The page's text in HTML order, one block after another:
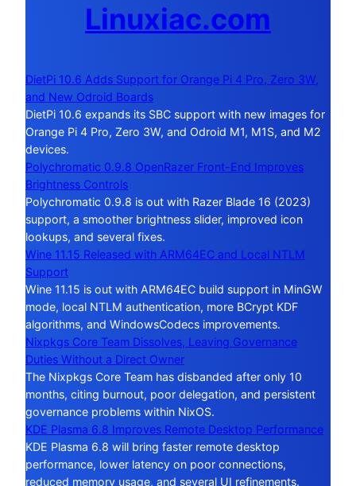
Linuxiac.com
DietPi 10.6 Adds Support for Orange Pi 4 Pro, Zero 3W,
and New Odroid Boards
DietPi 10.6 expands its SBC support with new images for
Orange Pi 4 Pro, Zero 3W, and Odroid M1, M1S, and M2
devices.
Polychromatic 0.9.8 OpenRazer Front-End Improves
Brightness Controls
Polychromatic 0.9.8 is out with Razer Blade 16 (2023)
support, a smoother brightness slider, improved icon
lookups, and several fixes.
Wine 11.15 Released with ARM64EC and Local NTLM
Support
Wine 11.15 is out with ARM64EC build support in MinGW
mode, local NTLM authentication, more BCrypt KDF
algorithms, and WindowsCodecs improvements.
Nixpkgs Core Team Dissolves, Leaving Governance
Duties Without a Direct Owner
The Nixpkgs Core Team has disbanded after only 10
months, citing burnout, poor delegation, and persistent
governance problems within NixOS.
KDE Plasma 6.8 Improves Remote Desktop Performance
KDE Plasma 6.8 will bring faster remote desktop
performance, lower latency on poor connections,
reduced memory usage, and several UI refinements.